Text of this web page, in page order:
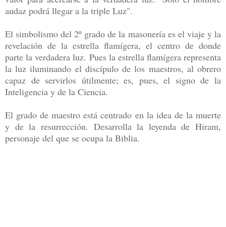
audaz podrá llegar a la triple Luz".
El simbolismo del 2º grado de la masonería es el viaje y la
revelación de la estrella flamígera, el centro de donde
parte la verdadera luz. Pues la estrella flamígera representa
la luz iluminando el discípulo de los maestros, al obrero
capaz de servirlos útilmente; es, pues, el signo de la
Inteligencia y de la Ciencia.
El grado de maestro está centrado en la idea de la muerte
y de la resurrección. Desarrolla la leyenda de Hiram,
personaje del que se ocupa la Biblia.